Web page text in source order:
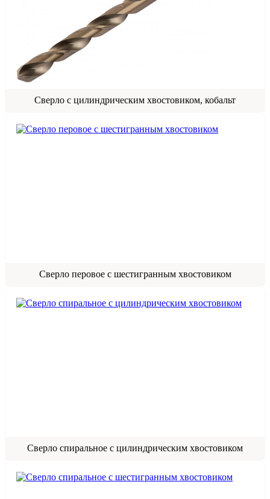
Сверло с цилиндрическим хвостовиком, кобальт
Сверло перовое с шестигранным хвостовиком
Сверло спиральное с цилиндрическим хвостовиком